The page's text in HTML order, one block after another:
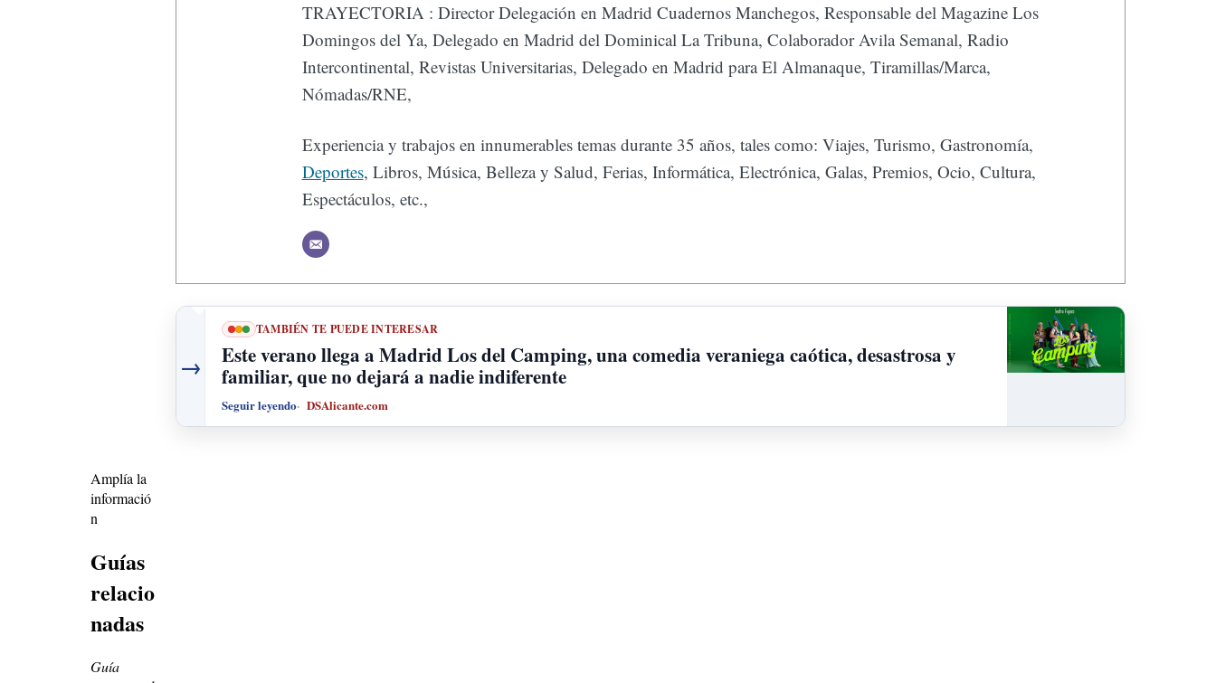
TRAYECTORIA : Director Delegación en Madrid Cuadernos Manchegos, Responsable del Magazine Los
Domingos del Ya, Delegado en Madrid del Dominical La Tribuna, Colaborador Avila Semanal, Radio
Intercontinental, Revistas Universitarias, Delegado en Madrid para El Almanaque, Tiramillas/Marca,
Nómadas/RNE,
Experiencia y trabajos en innumerables temas durante 35 años, tales como: Viajes, Turismo, Gastronomía,
Deportes, Libros, Música, Belleza y Salud, Ferias, Informática, Electrónica, Galas, Premios, Ocio, Cultura,
Espectáculos, etc.,
→
TAMBIÉN TE PUEDE INTERESAR
Este verano llega a Madrid Los del Camping, una comedia veraniega caótica, desastrosa y
familiar, que no dejará a nadie indiferente
Seguir leyendo DSAlicante.com
Amplía la
informació
n
Guías
relacio
nadas
Guía